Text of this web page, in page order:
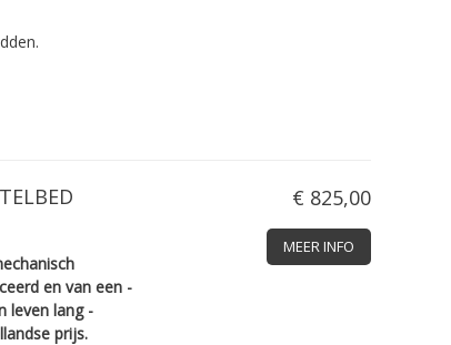
€ 825,00
MEER INFO
en van een
leven lang
prijs.